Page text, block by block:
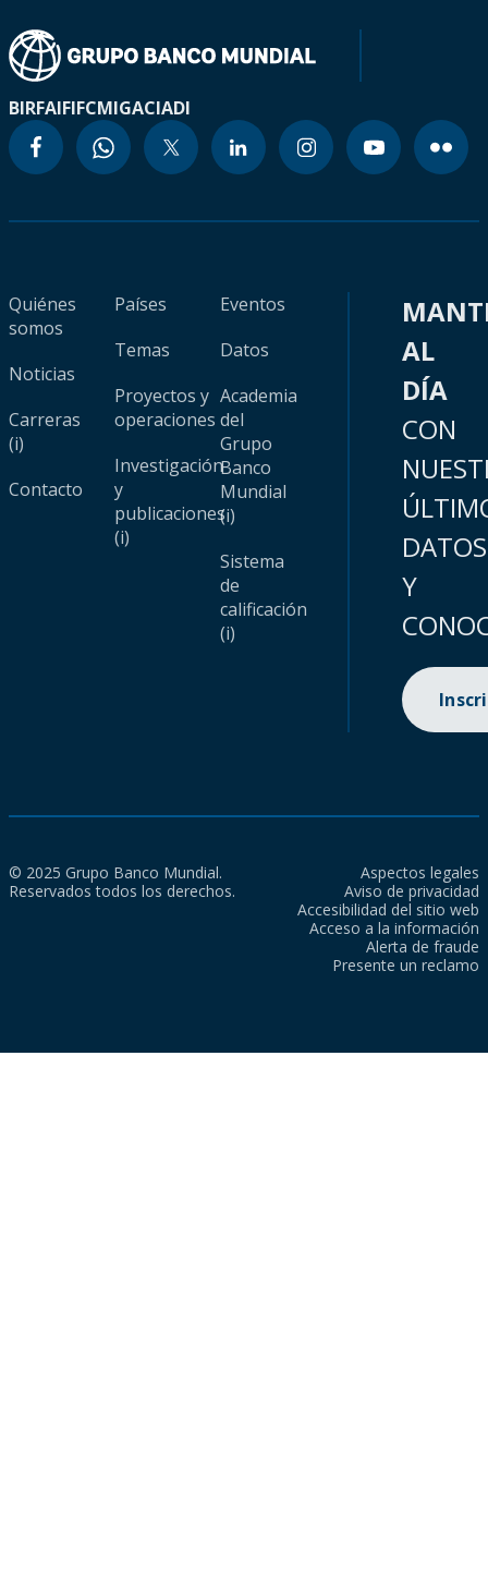
BIRFAIFIFCMIGACIADI
Quiénes
somos
Noticias
Carreras
(i)
Contacto
Países
Temas
Proyectos y
operaciones
Investigación
y
publicaciones
(i)
Eventos
Datos
Academia
del
Grupo
Banco
Mundial
(i)
Sistema
de
calificación
(i)
AL
DÍA
CON
DATOS
Y
© 2025 Grupo Banco Mundial.
Reservados todos los derechos.
Aspectos legales
Aviso de privacidad
Accesibilidad del sitio web
Acceso a la información
Alerta de fraude
Presente un reclamo